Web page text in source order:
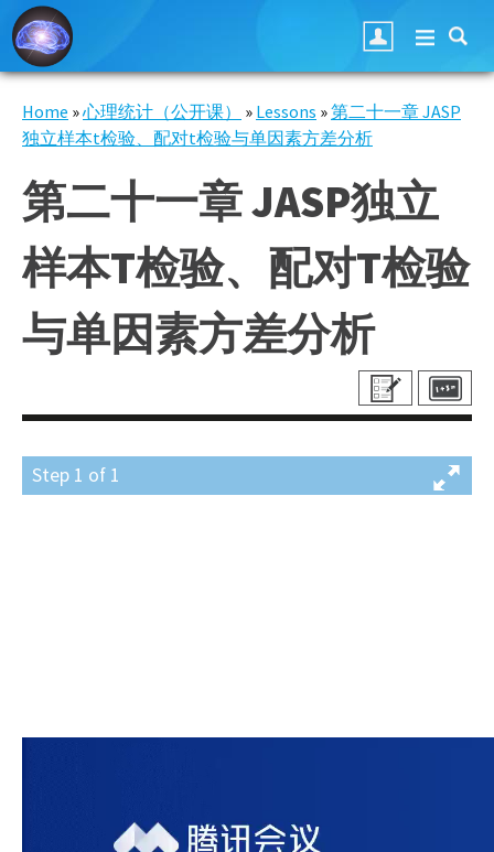
Skip to main content
You are here
Home »心理统计（公开课） » Lessons »第二十一章 JASP
独立样本t检验、配对t检验与单因素方差分析
第二十一章 JASP独立
样本T检验、配对T检验
与单因素方差分析
Step 1 of 1